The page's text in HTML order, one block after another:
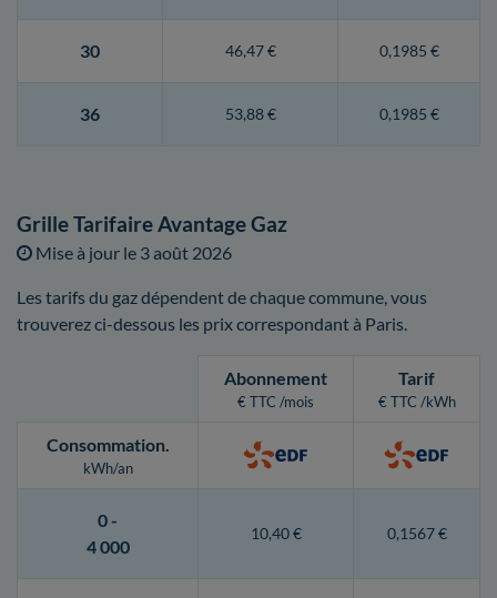
30 46,47 € 0,1985 €
36 53,88 € 0,1985 €
Grille Tarifaire Avantage Gaz
Mise à jour le 3 août 2026
Les tarifs du gaz dépendent de chaque commune, vous
trouverez ci-dessous les prix correspondant à Paris.
Abonnement
€ TTC /mois
Tarif
€ TTC /kWh
Consommation.
kWh/an
0 -
4 000
10,40 € 0,1567 €